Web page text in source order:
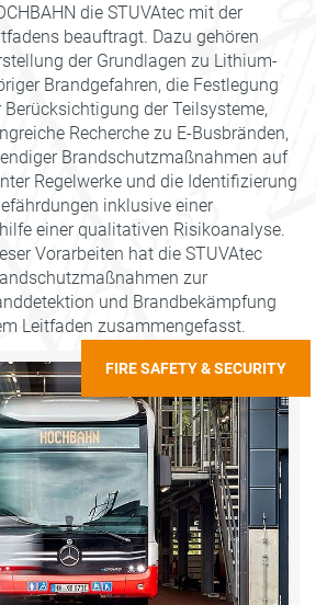
die STUVAtec mit der
beauftragt. Dazu gehören
der Grundlagen zu Lithium-
Brandgefahren, die Festlegung
der Teilsysteme,
Recherche zu E-Busbränden,
Brandschutzmaßnahmen auf
Regelwerke und die Identifizierung
inklusive einer
einer qualitativen Risikoanalyse.
Vorarbeiten hat die STUVAtec
zur
und Brandbekämpfung
Leitfaden zusammengefasst.
FIRE SAFETY & SECURITY